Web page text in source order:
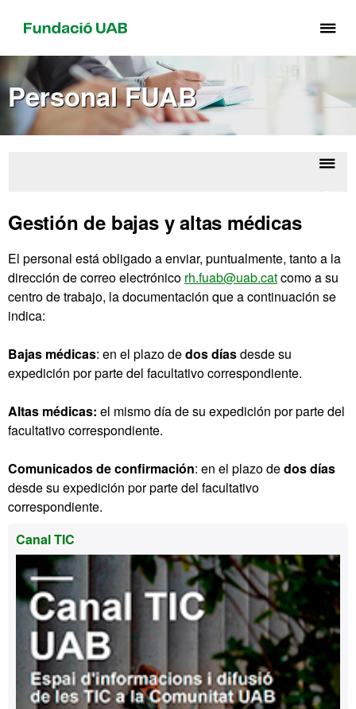
el
Personal FUAB
Gestión de bajas y altas médicas
El personal está obligado a enviar, puntualmente, tanto a la
dirección de correo electrónico rh.fuab@uab.catcomo a su
centro de trabajo, la documentación que a continuación se
indica:
Bajas médicas: en el plazo dedos díasdesde su
expedición por parte del facultativo correspondiente.
Altas médicas: el mismo día de su expedición por parte del
facultativo correspondiente.
Comunicados de confirmación: en el plazo dedos días
desde su expedición por parte del facultativo
correspondiente.
Información
complementaria
Canal TIC